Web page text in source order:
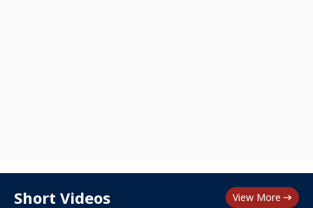
Short Videos View More